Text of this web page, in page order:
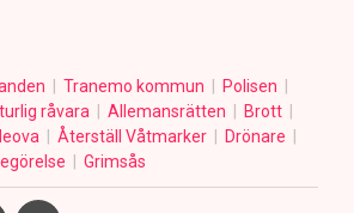
Tranemo kommun
Polisen
råvara
Allemansrätten
Brott
Återställ Våtmarker
Drönare
Grimsås